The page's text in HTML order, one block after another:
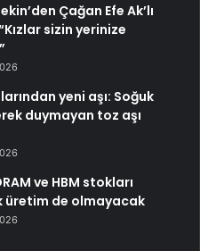
Çağan Efe Ak’lı
sizin yerinize
yeni aşı: Soğuk
duymayan toz aşı
ve HBM stokları
üretim de olmayacak